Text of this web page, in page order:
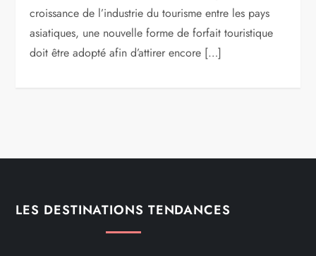
croissance de l’industrie du tourisme entre les pays
asiatiques, une nouvelle forme de forfait touristique
doit être adopté afin d’attirer encore […]
LES DESTINATIONS TENDANCES